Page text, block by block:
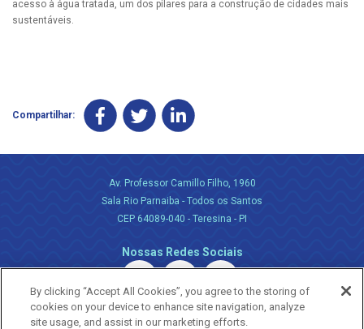
acesso à água tratada, um dos pilares para a construção de cidades mais
sustentáveis.
Compartilhar:
Av. Professor Camillo Filho, 1960
Sala Rio Parnaiba - Todos os Santos
CEP 64089-040 - Teresina - PI
Nossas Redes Sociais
By clicking “Accept All Cookies”, you agree to the storing of
cookies on your device to enhance site navigation, analyze
site usage, and assist in our marketing efforts.